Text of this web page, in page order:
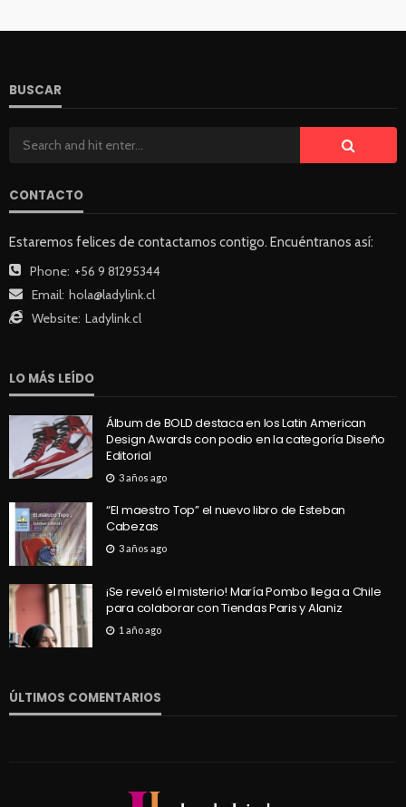
BUSCAR
CONTACTO
Estaremos felices de contactarnos contigo. Encuéntranos así:
Phone: +56 9 81295344
Email: hola@ladylink.cl
Website: Ladylink.cl
LO MÁS LEÍDO
Álbum de BOLD destaca en los Latin American
Design Awards con podio en la categoría Diseño
Editorial
3 años ago
“El maestro Top” el nuevo libro de Esteban
Cabezas
3 años ago
¡Se reveló el misterio! María Pombo llega a Chile
para colaborar con Tiendas Paris y Alaniz
1 año ago
ÚLTIMOS COMENTARIOS